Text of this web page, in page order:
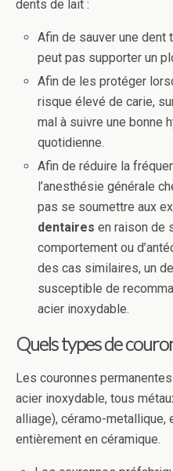
dents de lait :
Afin de sauver une dent
peut pas supporter un
Afin de les protéger
risque élevé de carie,
mal à suivre une bonne
quotidienne.
Afin de réduire la
l’anesthésie générale
pas se soumettre aux
dentaires en raison de
comportement ou
des cas similaires, un
susceptible de
acier inoxydable.
Quels types de
Les couronnes
acier inoxydable, tous
alliage), céramo-metallique,
entièrement en céramique.